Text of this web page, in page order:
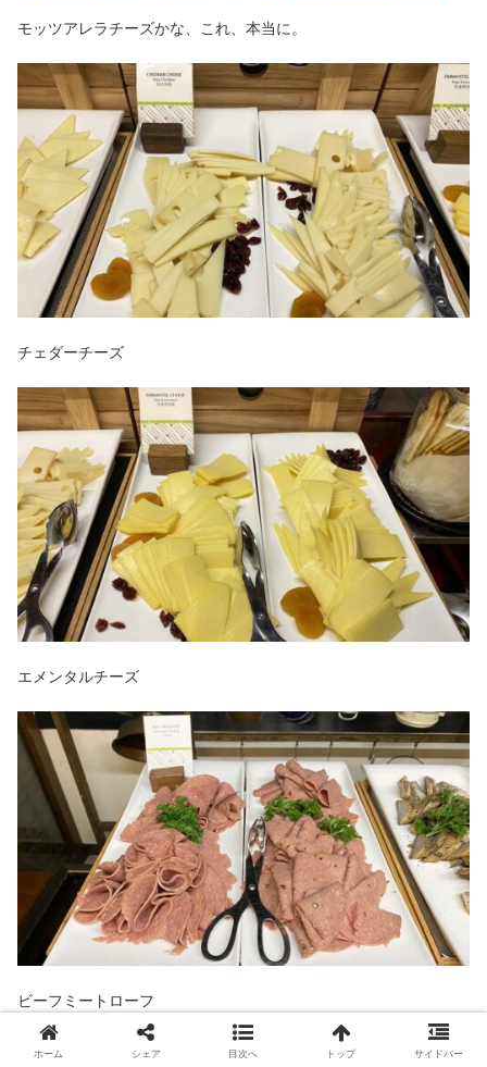
モッツアレラチーズかな、これ、本当に。
チェダーチーズ
エメンタルチーズ
ビーフミートローフ
ホーム シェア 目次へ トップ サイドバー